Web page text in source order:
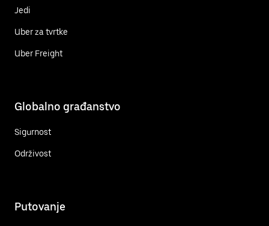
Jedi
Uber za tvrtke
Uber Freight
Globalno građanstvo
Sigurnost
Održivost
Putovanje